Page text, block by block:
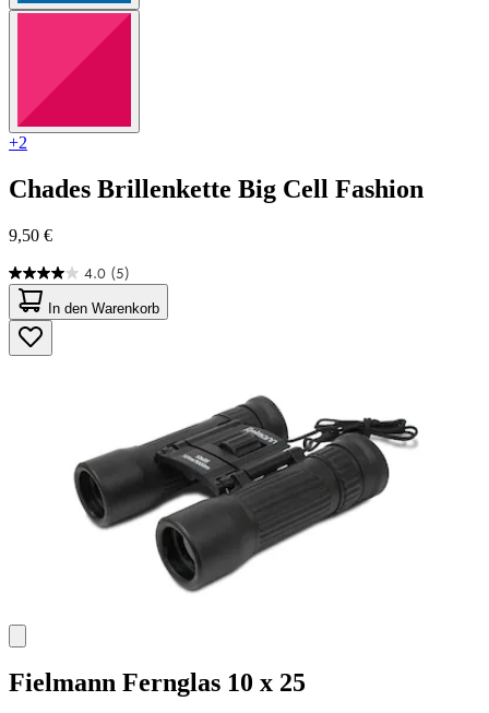
+2
Chades Brillenkette Big Cell Fashion
9,50 €
4.0 (5)
4.0
von
5
Sternen.
5
In den Warenkorb
Fielmann Fernglas 10 x 25